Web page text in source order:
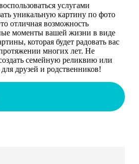
услугами
уникальную картину по фото
отличная возможность
моменты вашей жизни в виде
которая будет радовать вас
многих лет. Не
семейную реликвию или
друзей и родственников!